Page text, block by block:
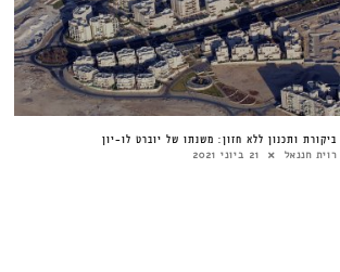
ביקורת ותכנון ללא חזון: משנתו של יוברט לו-יון
רוית חננאל 21 ביוני 2021